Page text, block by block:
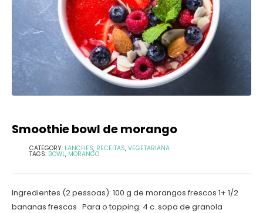
Smoothie bowl de morango
CATEGORY: LANCHES, RECEITAS, VEGETARIANA
TAGS: BOWL, MORANGO
Ingredientes (2 pessoas): 100 g de morangos frescos 1+ 1/2
bananas frescas Para o topping: 4 c. sopa de granola